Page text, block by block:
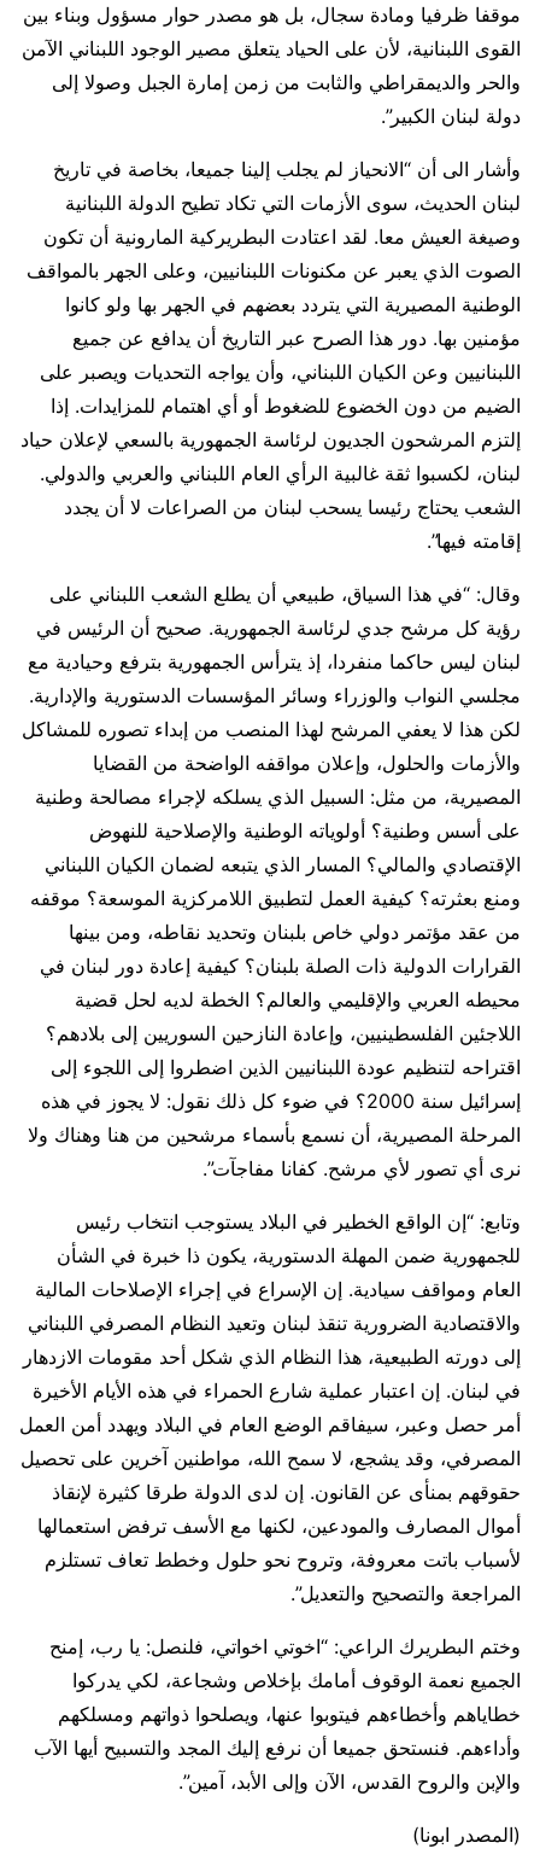
موقفا ظرفيا ومادة سجال، بل هو مصدر حوار مسؤول وبناء بين
القوى اللبنانية، لأن على الحياد يتعلق مصير الوجود اللبناني الآمن
والحر والديمقراطي والثابت من زمن إمارة الجبل وصولا إلى
دولة لبنان الكبير”.
وأشار الى أن “الانحياز لم يجلب إلينا جميعا، بخاصة في تاريخ
لبنان الحديث، سوى الأزمات التي تكاد تطيح الدولة اللبنانية
وصيغة العيش معا. لقد اعتادت البطريركية المارونية أن تكون
الصوت الذي يعبر عن مكنونات اللبنانيين، وعلى الجهر بالمواقف
الوطنية المصيرية التي يتردد بعضهم في الجهر بها ولو كانوا
مؤمنين بها. دور هذا الصرح عبر التاريخ أن يدافع عن جميع
اللبنانيين وعن الكيان اللبناني، وأن يواجه التحديات ويصبر على
الضيم من دون الخضوع للضغوط أو أي اهتمام للمزايدات. إذا
إلتزم المرشحون الجديون لرئاسة الجمهورية بالسعي لإعلان حياد
لبنان، لكسبوا ثقة غالبية الرأي العام اللبناني والعربي والدولي.
الشعب يحتاج رئيسا يسحب لبنان من الصراعات لا أن يجدد
إقامته فيها”.
وقال: “في هذا السياق، طبيعي أن يطلع الشعب اللبناني على
رؤية كل مرشح جدي لرئاسة الجمهورية. صحيح أن الرئيس في
لبنان ليس حاكما منفردا، إذ يترأس الجمهورية بترفع وحيادية مع
مجلسي النواب والوزراء وسائر المؤسسات الدستورية والإدارية.
لكن هذا لا يعفي المرشح لهذا المنصب من إبداء تصوره للمشاكل
والأزمات والحلول، وإعلان مواقفه الواضحة من القضايا
المصيرية، من مثل: السبيل الذي يسلكه لإجراء مصالحة وطنية
على أسس وطنية؟ أولوياته الوطنية والإصلاحية للنهوض
الإقتصادي والمالي؟ المسار الذي يتبعه لضمان الكيان اللبناني
ومنع بعثرته؟ كيفية العمل لتطبيق اللامركزية الموسعة؟ موقفه
من عقد مؤتمر دولي خاص بلبنان وتحديد نقاطه، ومن بينها
القرارات الدولية ذات الصلة بلبنان؟ كيفية إعادة دور لبنان في
محيطه العربي والإقليمي والعالم؟ الخطة لديه لحل قضية
اللاجئين الفلسطينيين، وإعادة النازحين السوريين إلى بلادهم؟
اقتراحه لتنظيم عودة اللبنانيين الذين اضطروا إلى اللجوء إلى
إسرائيل سنة 2000؟ في ضوء كل ذلك نقول: لا يجوز في هذه
المرحلة المصيرية، أن نسمع بأسماء مرشحين من هنا وهناك ولا
نرى أي تصور لأي مرشح. كفانا مفاجآت”.
وتابع: “إن الواقع الخطير في البلاد يستوجب انتخاب رئيس
للجمهورية ضمن المهلة الدستورية، يكون ذا خبرة في الشأن
العام ومواقف سيادية. إن الإسراع في إجراء الإصلاحات المالية
والاقتصادية الضرورية تنقذ لبنان وتعيد النظام المصرفي اللبناني
إلى دورته الطبيعية، هذا النظام الذي شكل أحد مقومات الازدهار
في لبنان. إن اعتبار عملية شارع الحمراء في هذه الأيام الأخيرة
أمر حصل وعبر، سيفاقم الوضع العام في البلاد ويهدد أمن العمل
المصرفي، وقد يشجع، لا سمح الله، مواطنين آخرين على تحصيل
حقوقهم بمنأى عن القانون. إن لدى الدولة طرقا كثيرة لإنقاذ
أموال المصارف والمودعين، لكنها مع الأسف ترفض استعمالها
لأسباب باتت معروفة، وتروح نحو حلول وخطط تعاف تستلزم
المراجعة والتصحيح والتعديل”.
وختم البطريرك الراعي: “اخوتي اخواتي، فلنصل: يا رب، إمنح
الجميع نعمة الوقوف أمامك بإخلاص وشجاعة، لكي يدركوا
خطاياهم وأخطاءهم فيتوبوا عنها، ويصلحوا ذواتهم ومسلكهم
وأداءهم. فنستحق جميعا أن نرفع إليك المجد والتسبيح أيها الآب
والإبن والروح القدس، الآن وإلى الأبد، آمين”.
(المصدر ابونا)